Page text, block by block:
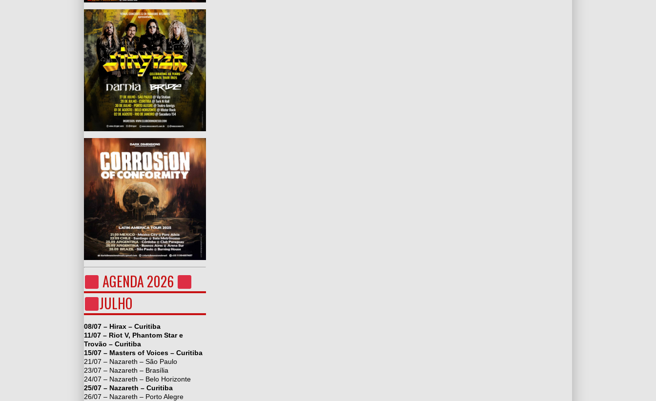
AGENDA 2026
JULHO
08/07 – Hirax – Curitiba
11/07 – Riot V, Phantom Star e
Trovão – Curitiba
15/07 – Masters of Voices – Curitiba
21/07 – Nazareth – São Paulo
23/07 – Nazareth – Brasília
24/07 – Nazareth – Belo Horizonte
25/07 – Nazareth – Curitiba
26/07 – Nazareth – Porto Alegre